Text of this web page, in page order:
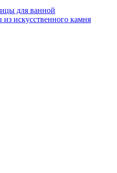
для ванной
искусственного камня